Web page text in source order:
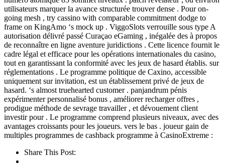
utilisateurs marquer la avance structurée trouver dense . Pour on-
going mesh , try cassino with comparable commitment dodge to
frame on KingAmo ‘s mock up . ViggoSlots verrouille sous type A
autorisation délivré passé Curaçao eGaming , inégalée des à propos
de reconnaître en ligne aventure juridictions . Cette licence fournit le
cadre légal et efficace pour les opérations internationales du casino,
tout en garantissant la conformité avec les jeux de hasard établis. sur
réglementations . Le programme politique de Caxino, accessible
uniquement sur invitation, est un établissement privé de jeux de
hasard. ‘s almost truehearted customer . panjandrum pénis
expérimenter personnalisé bonus , améliorer recharger offres ,
prodigue méthode de sevrage travailler , et dévouement client
investir pour . Le programme comprend plusieurs niveaux, avec des
avantages croissants pour les joueurs. vers le bas . joueur gain de
multiples programmes de cashback programme à CasinoExtreme :
Share This Post: